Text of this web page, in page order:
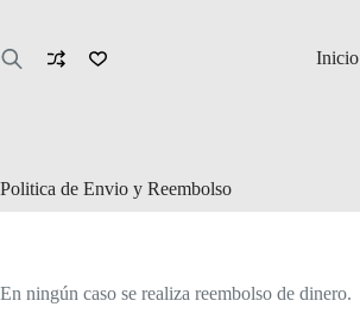
contenido
Inicio
Politica de Envio y Reembolso
En ningún caso se realiza reembolso de dinero.